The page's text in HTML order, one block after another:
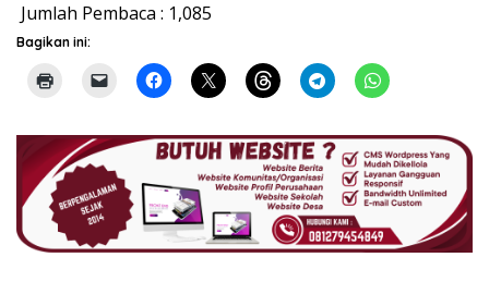
Jumlah Pembaca : 1,085
Bagikan ini: